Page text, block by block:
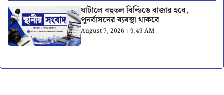
ঘাটালে বহুতল বিল্ডিঙে বাজার হবে,
পুনর্বাসনের ব্যবস্থা থাকবে
August 7, 2026 । 9:49 AM